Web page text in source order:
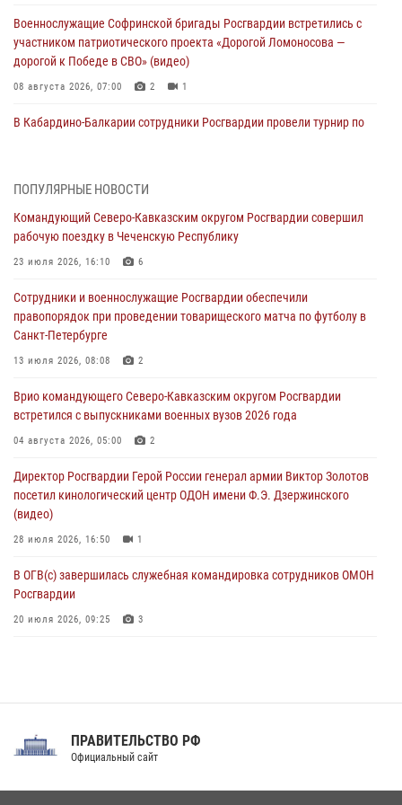
Военнослужащие Софринской бригады Росгвардии встретились с
участником патриотического проекта «Дорогой Ломоносова —
дорогой к Победе в СВО» (видео)
08 августа 2026, 07:00 2 1
В Кабардино-Балкарии сотрудники Росгвардии провели турнир по
Кузбассе
08 августа 2026, 07:00
ограниченными возможностями здоровья (видео)
08 августа 2026, 06:32 1
Спецназ Росгвардии в Марий Эл почтил память товарища на
08 августа 2026, 06:15 9
День физкультурника в Уральском округе Росгвардии отметили
08 августа 2026, 06:03
ПОПУЛЯРНЫЕ НОВОСТИ
Командующий Северо-Кавказским округом Росгвардии совершил
рабочую поездку в Чеченскую Республику
23 июля 2026, 16:10 6
Сотрудники и военнослужащие Росгвардии обеспечили
правопорядок при проведении товарищеского матча по футболу в
Санкт-Петербурге
13 июля 2026, 08:08 2
Врио командующего Северо-Кавказским округом Росгвардии
встретился с выпускниками военных вузов 2026 года
04 августа 2026, 05:00 2
Директор Росгвардии Герой России генерал армии Виктор Золотов
посетил кинологический центр ОДОН имени Ф.Э. Дзержинского
(видео)
28 июля 2026, 16:50 1
В ОГВ(с) завершилась служебная командировка сотрудников ОМОН
Росгвардии
20 июля 2026, 09:25 3
Праздник «Один день с Росгвардией» к 105-летию Центрального
ПРАВИТЕЛЬСТВО РФ
Официальный сайт